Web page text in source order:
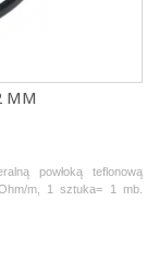
MM
powłoką teflonową
m, 1 sztuka= 1 mb.